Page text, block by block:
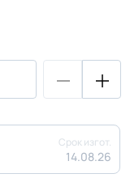
Срок изгот.
14.08.26